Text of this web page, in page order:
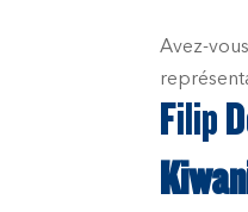
Avez-
Filip